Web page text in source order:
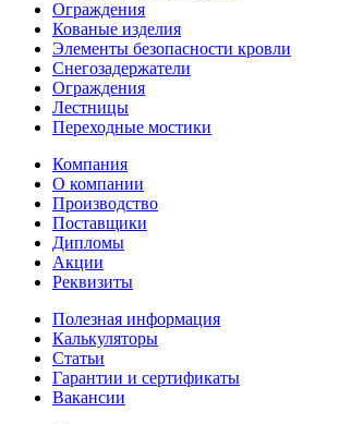
Ограждения
Кованые изделия
Элементы безопасности кровли
Снегозадержатели
Ограждения
Лестницы
Переходные мостики
Компания
О компании
Производство
Поставщики
Дипломы
Акции
Реквизиты
Полезная информация
Калькуляторы
Статьи
Гарантии и сертификаты
Вакансии